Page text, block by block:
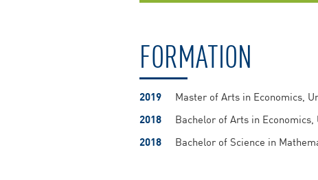
FORMATION
2019 Master of Arts in Economics,
2018 Bachelor of Arts in
2018 Bachelor of Science in